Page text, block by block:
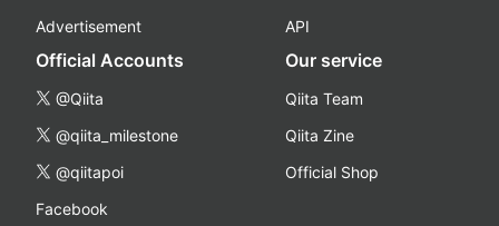
Advertisement
API
Official Accounts
@Qiita
@qiita_milestone
@qiitapoi
Facebook
Our service
Qiita Team
Qiita Zine
Official Shop